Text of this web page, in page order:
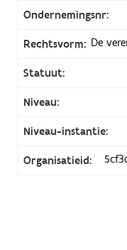
Ondernemingsnr:
Rechtsvorm: De
Statuut:
Niveau:
Niveau-instantie:
Organisatieid: